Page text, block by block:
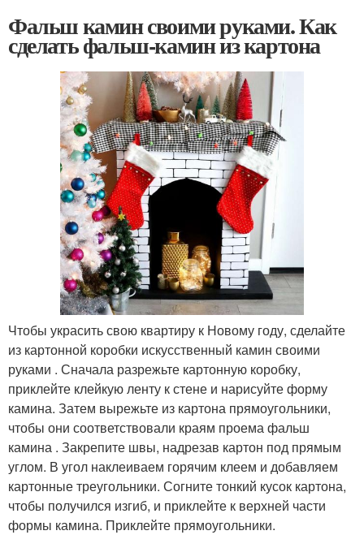
Фальш камин своими руками. Как
сделать фальш-камин из картона
Чтобы украсить свою квартиру к Новому году, сделайте
из картонной коробки искусственный камин своими
руками . Сначала разрежьте картонную коробку,
приклейте клейкую ленту к стене и нарисуйте форму
камина. Затем вырежьте из картона прямоугольники,
чтобы они соответствовали краям проема фальш
камина . Закрепите швы, надрезав картон под прямым
углом. В угол наклеиваем горячим клеем и добавляем
картонные треугольники. Согните тонкий кусок картона,
чтобы получился изгиб, и приклейте к верхней части
формы камина. Приклейте прямоугольники.